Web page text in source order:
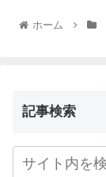
ホーム
記事検索